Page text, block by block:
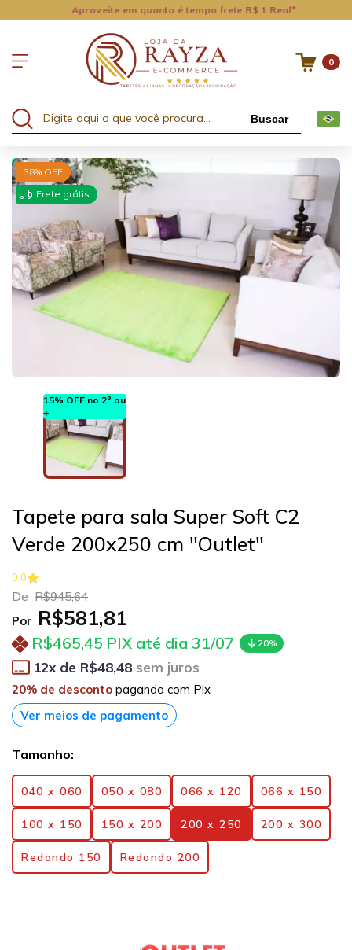
Aproveite em quanto é tempo frete R$ 1 Real*
0
Buscar
38% OFF
Frete grátis
15% OFF no 2º ou +
15% OFF no 2º ou
+
Tapete para sala Super Soft C2
Verde 200x250 cm "Outlet"
0.0
De R$945,64
Por R$581,81
R$465,45 PIX até dia 31/07 20%
12x de R$48,48 sem juros
20% de desconto pagando com Pix
Ver meios de pagamento
Tamanho:
040 x 060 050 x 080 066 x 120 066 x 150
100 x 150 150 x 200 200 x 250 200 x 300
Redondo 150 Redondo 200